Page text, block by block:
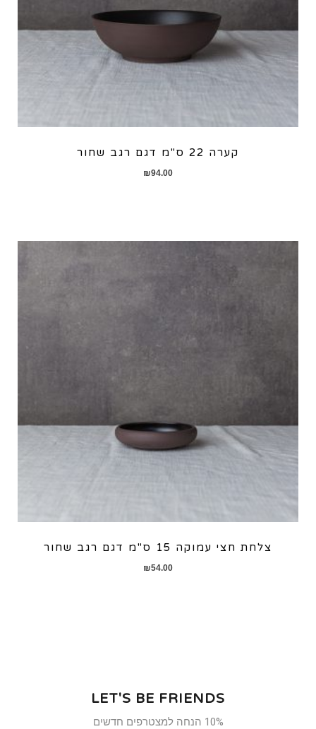
קערה 22 ס"מ דגם רגב שחור
₪94.00
צלחת חצי עמוקה 15 ס"מ דגם רגב שחור
₪54.00
LET'S BE FRIENDS
10% הנחה למצטרפים חדשים